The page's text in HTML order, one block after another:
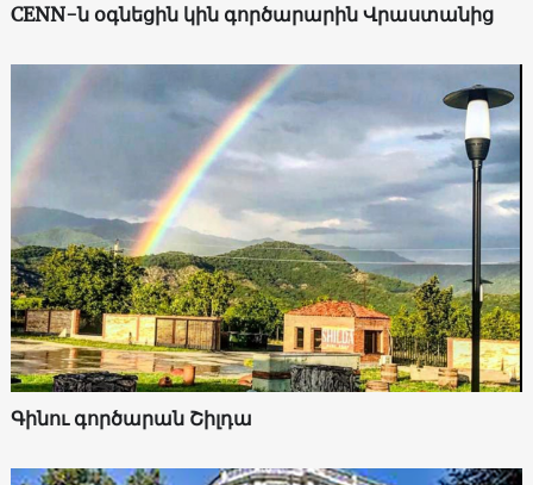
CENN-ն օգնեցին կին գործարարին Վրաստանից
Գինու գործարան Շիլդա